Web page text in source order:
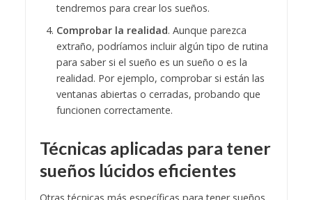
tendremos para crear los sueños.
Comprobar la realidad. Aunque parezca
extraño, podríamos incluir algún tipo de rutina
para saber si el sueño es un sueño o es la
realidad. Por ejemplo, comprobar si están las
ventanas abiertas o cerradas, probando que
funcionen correctamente.
Técnicas aplicadas para tener
sueños lúcidos eficientes